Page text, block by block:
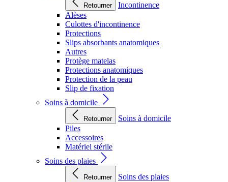
Retourner
Incontinence
Alèses
Culottes d'incontinence
Protections
Slips absorbants anatomiques
Autres
Protège matelas
Protections anatomiques
Protection de la peau
Slip de fixation
Soins à domicile
Retourner
Soins à domicile
Piles
Accessoires
Matériel stérile
Soins des plaies
Retourner
Soins des plaies